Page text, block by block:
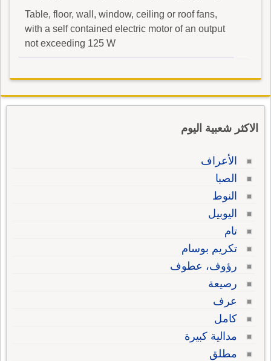
Table, floor, wall, window, ceiling or roof fans,
with a self contained electric motor of an output
not exceeding 125 W
الاكثر شعبية اليوم
الأعراف
الصبا
النوط
اليوبيل
تام
تكريم بوسام
رؤوف، عطوف
رصيعة
عرف
كامل
مدالية كبيرة
مطلق